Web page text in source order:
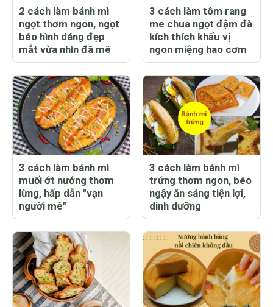
2 cách làm bánh mì
ngọt thơm ngon, ngọt
béo hình dáng đẹp
mắt vừa nhìn đã mê
3 cách làm tôm rang
me chua ngọt đậm đà
kích thích khẩu vị
ngon miệng hao cơm
3 cách làm bánh mì
muối ớt nướng thơm
lừng, hấp dẫn "vạn
người mê"
3 cách làm bánh mì
trứng thơm ngon, béo
ngậy ăn sáng tiện lợi,
dinh dưỡng